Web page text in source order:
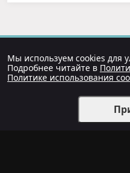
Мы используем cookies для
Подробнее читайте в
Политике использования